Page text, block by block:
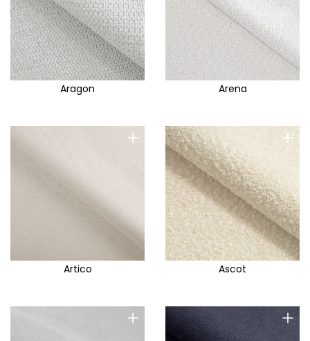
Aragon Arena
+
Artico
+
Ascot
+ +